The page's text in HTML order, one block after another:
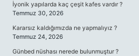
İyonik yapılarda kaç çeşit kafes vardır ?
Temmuz 30, 2026
Kararsız kaldığımızda ne yapmalıyız ?
Temmuz 24, 2026
Günbed nüshası nerede bulunmuştur ?